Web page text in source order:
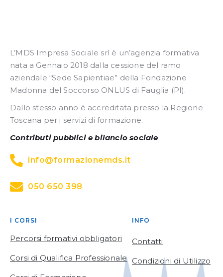
L’MDS Impresa Sociale srl è un’agenzia formativa
nata a Gennaio 2018 dalla cessione del ramo
aziendale “Sede Sapientiae” della Fondazione
Madonna del Soccorso ONLUS di Fauglia (PI).
Dallo stesso anno è accreditata presso la Regione
Toscana per i servizi di formazione.
Contributi pubblici e bilancio sociale
info@formazionemds.it
050 650 398
I CORSI
Percorsi formativi obbligatori
Corsi di Qualifica Professionale
INFO
Contatti
Condizioni di Utilizzo